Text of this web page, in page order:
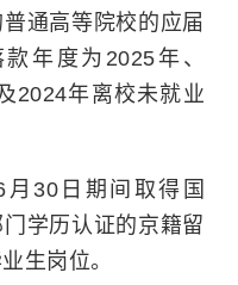
通高等院校的应届
年度为2025年、
2024年离校未就业
30日期间取得国
门学历认证的京籍留
生岗位。